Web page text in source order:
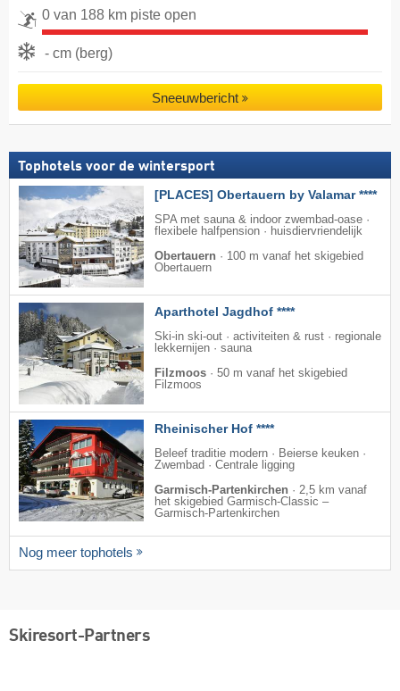
0 van 188 km piste open
- cm (berg)
Sneeuwbericht
Tophotels voor de wintersport
[PLACES] Obertauern by Valamar ****
SPA met sauna & indoor zwembad-oase ·
flexibele halfpension · huisdiervriendelijk
Obertauern · 100 m vanaf het skigebied
Obertauern
Aparthotel Jagdhof ****
Ski-in ski-out · activiteiten & rust · regionale
lekkernijen · sauna
Filzmoos · 50 m vanaf het skigebied
Filzmoos
Rheinischer Hof ****
Beleef traditie modern · Beierse keuken ·
Zwembad · Centrale ligging
Garmisch-Partenkirchen · 2,5 km vanaf
het skigebied Garmisch-Classic –
Garmisch-Partenkirchen
Nog meer tophotels
Skiresort-Partners